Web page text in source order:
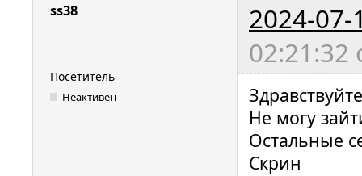
ss38
2024-07-
02:21:32
Посетитель
Неактивен
Здравствуйте
Не могу
Остальные
Скрин